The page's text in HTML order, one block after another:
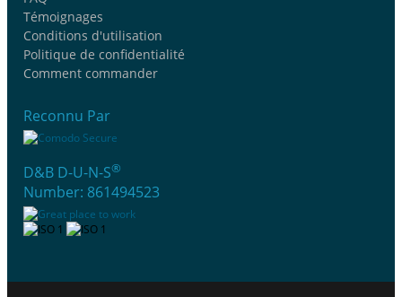
Témoignages
Conditions d'utilisation
Politique de confidentialité
Comment commander
Reconnu Par
D&B D-U-N-S®
Number: 861494523